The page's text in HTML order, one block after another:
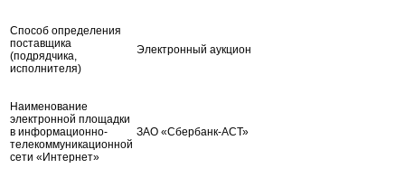
Способ определения
поставщика
(подрядчика,
исполнителя)
Электронный аукцион
Наименование
электронной площадки
в информационно-
телекоммуникационной
сети «Интернет»
ЗАО «Сбербанк-АСТ»